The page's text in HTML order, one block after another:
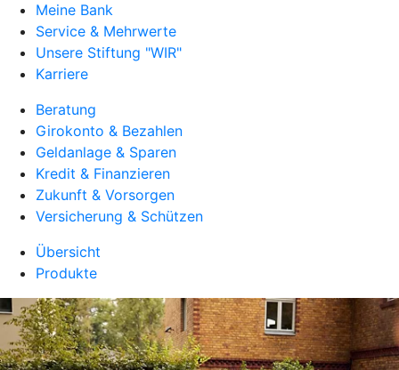
Meine Bank
Service & Mehrwerte
Unsere Stiftung "WIR"
Karriere
Beratung
Girokonto & Bezahlen
Geldanlage & Sparen
Kredit & Finanzieren
Zukunft & Vorsorgen
Versicherung & Schützen
Übersicht
Produkte